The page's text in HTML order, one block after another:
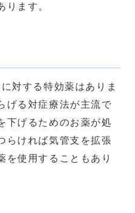
ります。
対する特効薬はありま
げる対症療法が主流で
下げるためのお薬が処
らければ気管支を拡張
を使用することもあり